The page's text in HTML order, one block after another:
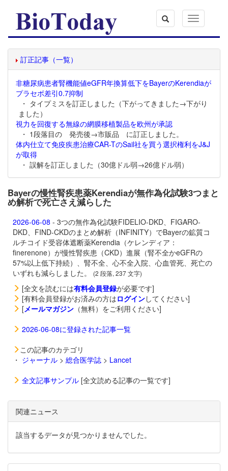
Toggle
navigation
訂正記事（一覧）
非糖尿病患者腎機能値eGFR年換算低下をBayerのKerendiaが
プラセボ差引0.7抑制
・ タイプミスを訂正しました（下がってきました→下がり
ました）
視力を回復する無線の網膜移植製品を欧州が承認
・ 1段落目の 発売後→市販品 に訂正しました。
体内仕立て免疫疾患治療CAR-TのSail社を買う選択権利をJ&J
が取得
・ 誤解を訂正しました（30億ドル弱→26億ドル弱）
Bayerの慢性腎疾患薬Kerendiaが無作為化試験3つまと
め解析で死亡さえ減らした
2026-06-08 - 3つの無作為化試験FIDELIO-DKD、FIGARO-
DKD、FIND-CKDのまとめ解析（INFINITY）でBayerの鉱質コ
ルチコイド受容体遮断薬Kerendia（ケレンディア：
finerenone）が慢性腎疾患（CKD）進展（腎不全かeGFRの
57%以上低下持続）、腎不全、心不全入院、心血管死、死亡の
いずれも減らしました。
(2 段落, 237 文字)
[全文を読むには有料会員登録が必要です]
[有料会員登録がお済みの方はログインしてください]
[メールマガジン （無料）をご利用ください]
2026-06-08に登録された記事一覧
この記事のカテゴリ
・ ジャーナル > 総合医学誌 > Lancet
全文記事サンプル [全文読める記事の一覧です]
関連ニュース
該当するデータが見つかりませんでした。